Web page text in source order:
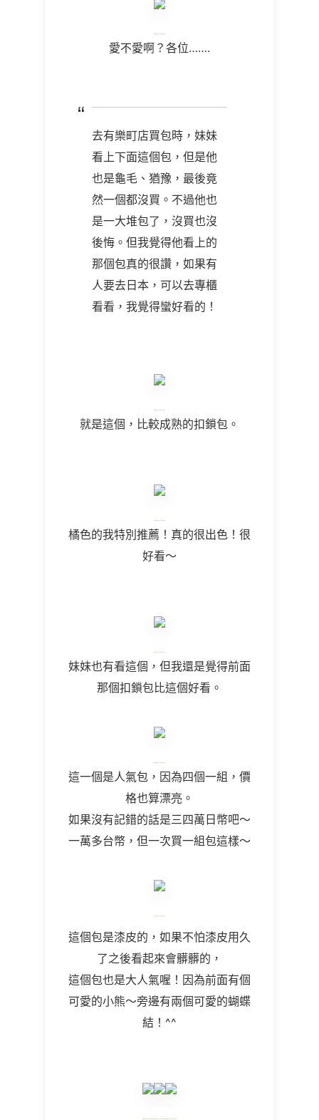
愛不愛啊？各位…….
去有樂町店買包時，妹妹
看上下面這個包，但是他
也是龜毛、猶豫，最後竟
然一個都沒買。不過他也
是一大堆包了，沒買也沒
後悔。但我覺得他看上的
那個包真的很讚，如果有
人要去日本，可以去專櫃
看看，我覺得蠻好看的！
就是這個，比較成熟的扣鎖包。
橘色的我特別推薦！真的很出色！很
好看～
妹妹也有看這個，但我還是覺得前面
那個扣鎖包比這個好看。
這一個是人氣包，因為四個一組，價
格也算漂亮。
如果沒有記錯的話是三四萬日幣吧～
一萬多台幣，但一次買一組包這樣～
這個包是漆皮的，如果不怕漆皮用久
了之後看起來會髒髒的，
這個包也是大人氣喔！因為前面有個
可愛的小熊～旁邊有兩個可愛的蝴蝶
結！^^